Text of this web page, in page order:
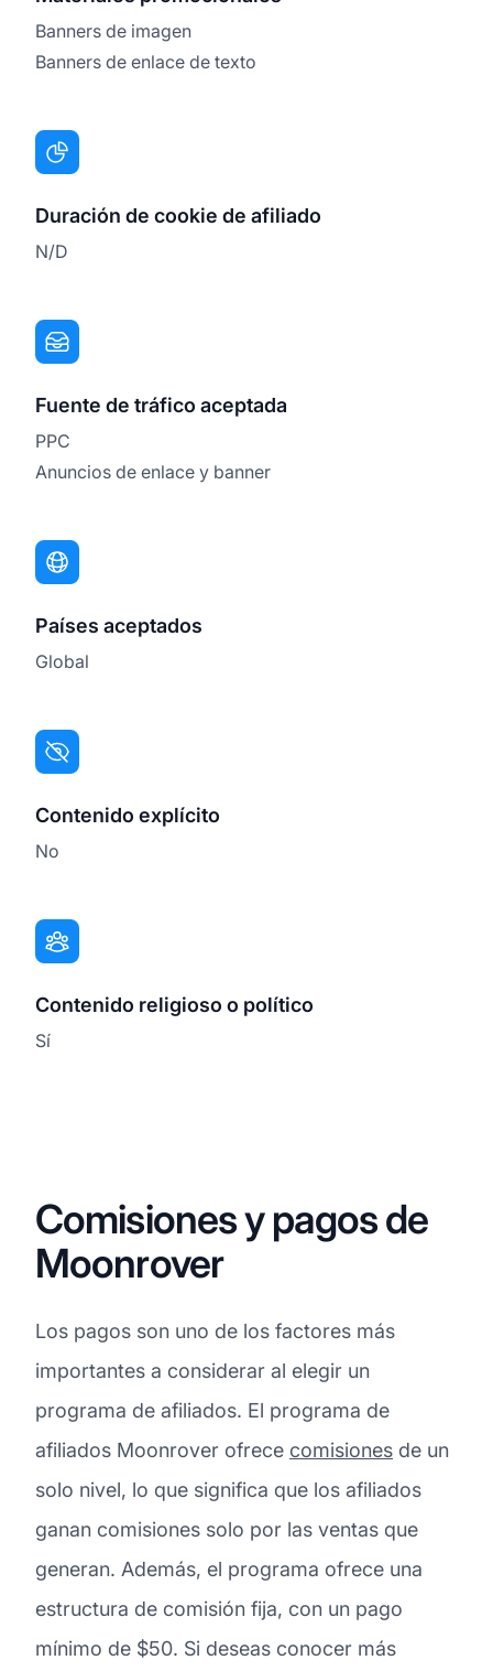
Banners de imagen
Banners de enlace de texto
Duración de cookie de afiliado
N/D
Fuente de tráfico aceptada
PPC
Anuncios de enlace y banner
Países aceptados
Global
Contenido explícito
No
Contenido religioso o político
Sí
Comisiones y pagos de
Moonrover
Los pagos son uno de los factores más
importantes a considerar al elegir un
programa de afiliados. El programa de
afiliados Moonrover ofrece comisiones de un
solo nivel, lo que significa que los afiliados
ganan comisiones solo por las ventas que
generan. Además, el programa ofrece una
estructura de comisión fija, con un pago
mínimo de $50. Si deseas conocer más